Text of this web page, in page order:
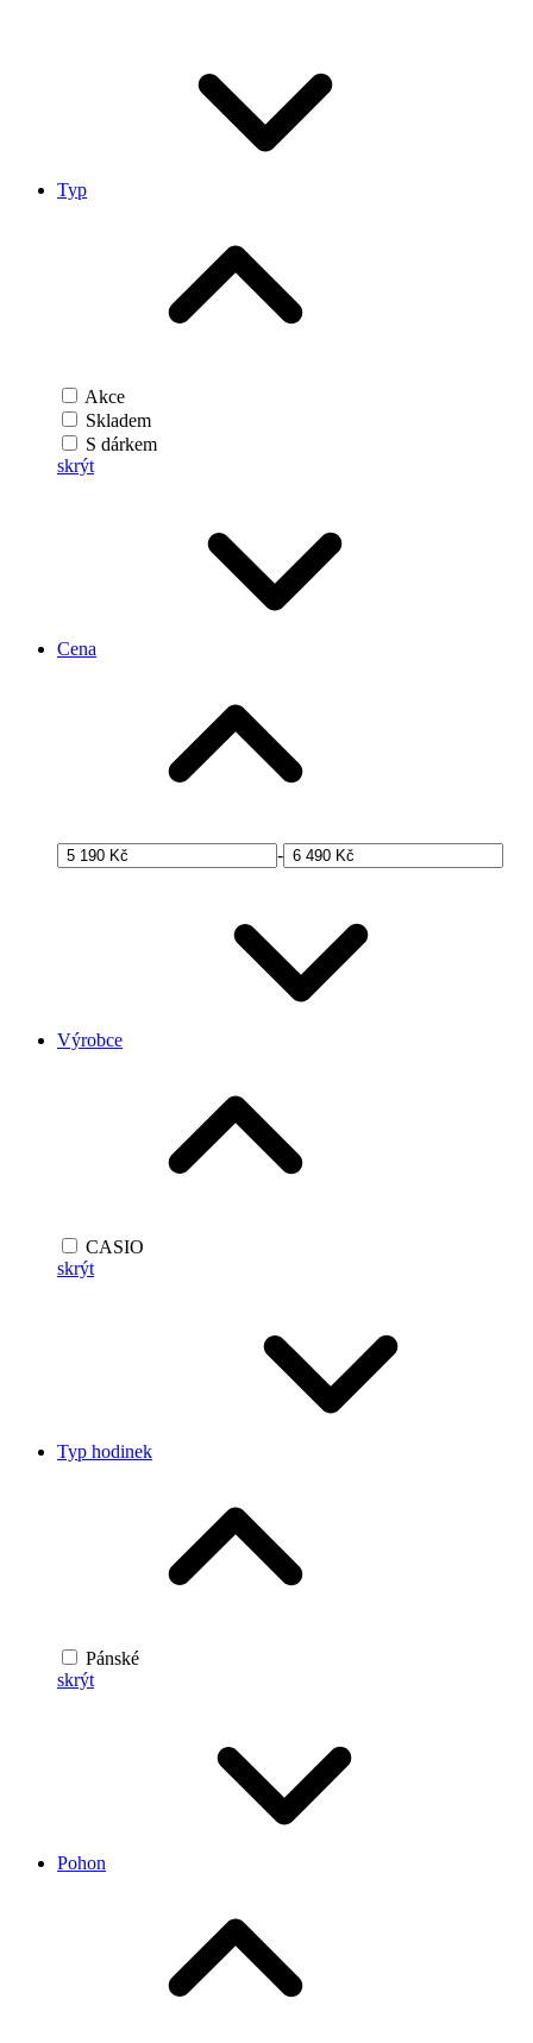
Typ
Akce
Skladem
S dárkem
skrýt
Cena
-
Výrobce
CASIO
skrýt
Typ hodinek
Pánské
skrýt
Pohon